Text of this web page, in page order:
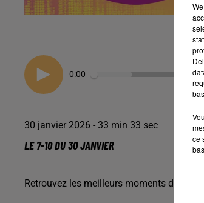
0:00
30 janvier 2026 - 33 min 33 sec
LE 7-10 DU 30 JANVIER
Retrouvez les meilleurs moments du 7-10
ce